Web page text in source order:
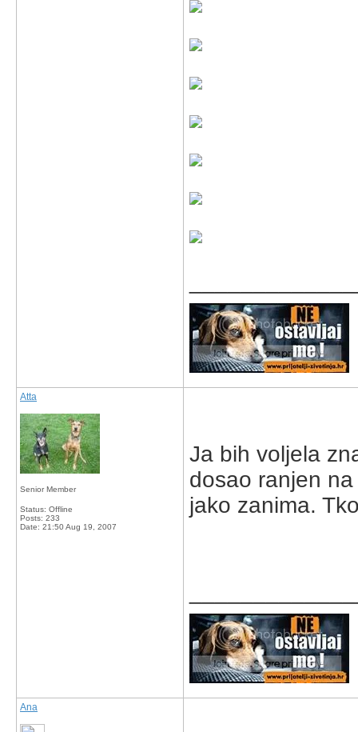
Atta
Senior Member
Status: Offline
Posts: 233
Date: 21:50 Aug 19, 2007
Ja bih voljela
dosao ranjen
jako zanima.
Ana